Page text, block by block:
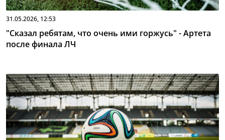
31.05.2026, 12:53
"Сказал ребятам, что очень ими горжусь" - Артета
после финала ЛЧ